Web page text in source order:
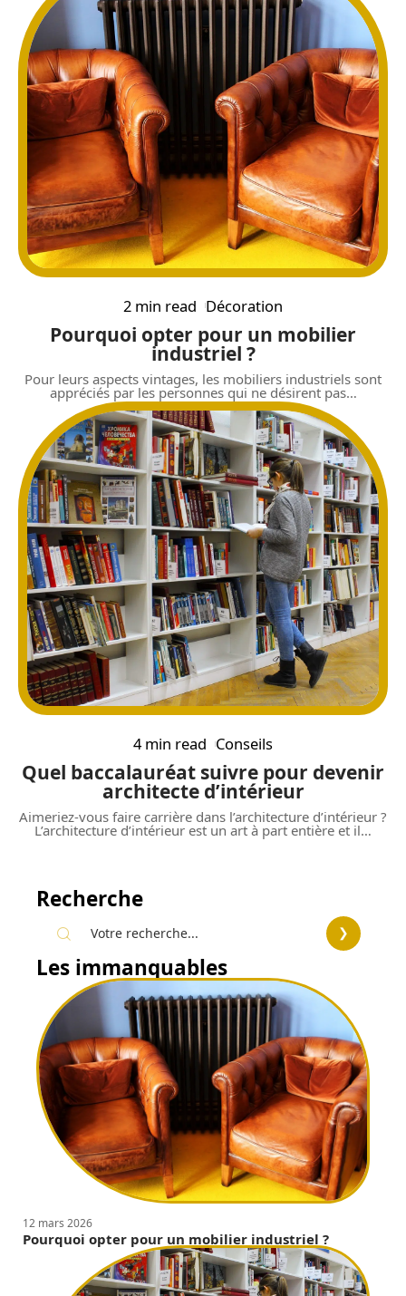
2 min read Décoration
Pourquoi opter pour un mobilier
industriel ?
Pour leurs aspects vintages, les mobiliers industriels sont
appréciés par les personnes qui ne désirent pas…
4 min read Conseils
Quel baccalauréat suivre pour devenir
architecte d’intérieur
Aimeriez-vous faire carrière dans l’architecture d’intérieur ?
L’architecture d’intérieur est un art à part entière et il…
Recherche
Les immanquables
12 mars 2026
Pourquoi opter pour un mobilier industriel ?